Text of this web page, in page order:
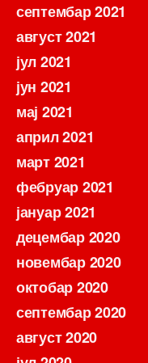
септембар 2021
август 2021
јул 2021
јун 2021
мај 2021
април 2021
март 2021
фебруар 2021
јануар 2021
децембар 2020
новембар 2020
октобар 2020
септембар 2020
август 2020